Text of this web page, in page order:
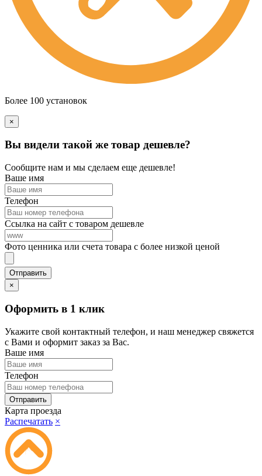
Более 100 установок
×
Вы видели такой же товар дешевле?
Сообщите нам и мы сделаем еще дешевле!
Ваше имя
Телефон
Ссылка на сайт с товаром дешевле
Фото ценника или счета товара с более низкой ценой
×
Оформить в 1 клик
Укажите свой контактный телефон, и наш менеджер свяжется
с Вами и оформит заказ за Вас.
Ваше имя
Телефон
Карта проезда
Распечатать ×